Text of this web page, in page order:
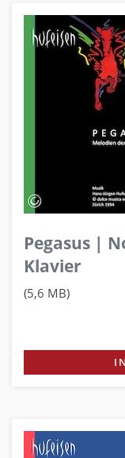
Pegasus |
Klavier
(5,6 MB)